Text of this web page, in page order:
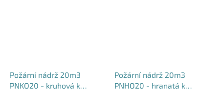
Požární nádrž 20m3
PNKO20 - kruhová k
Požární nádrž 20m3
PNHO20 - hranatá k